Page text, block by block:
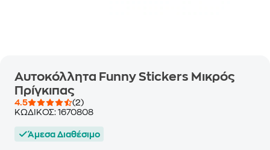
Αυτοκόλλητα Funny Stickers Μικρός
Πρίγκιπας
4.5
(2)
ΚΩΔΙΚΟΣ: 1670808
Άμεσα Διαθέσιμο